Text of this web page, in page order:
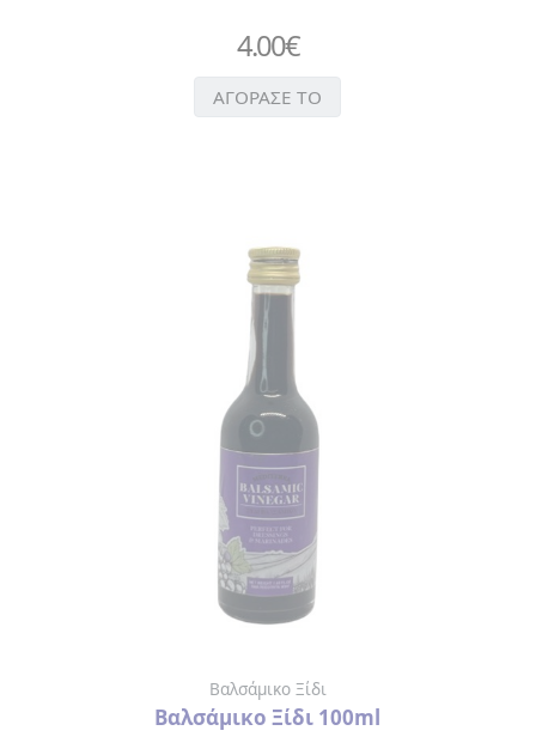
4.00€
ΑΓΟΡΑΣΕ ΤΟ
Βαλσάμικο Ξίδι
Βαλσάμικο Ξίδι 100ml